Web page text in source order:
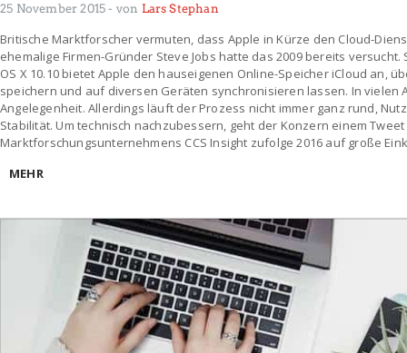
25 November 2015 - von Lars Stephan
Britische Marktforscher vermuten, dass Apple in Kürze den Cloud-
ehemalige Firmen-Gründer Steve Jobs hatte das 2009 bereits
OS X 10.10 bietet Apple den hauseigenen Online-Speicher iCloud an,
speichern und auf diversen Geräten synchronisieren lassen. In vielen
Angelegenheit. Allerdings läuft der Prozess nicht immer ganz rund,
Stabilität. Um technisch nachzubessern, geht der Konzern einem
Marktforschungsunternehmens CCS Insight zufolge 2016 auf große
MEHR